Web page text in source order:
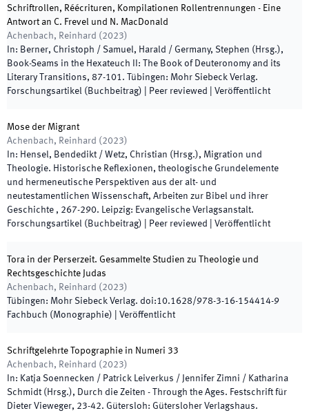
Schriftrollen, Réécrituren, Kompilationen Rollentrennungen - Eine
Antwort an C. Frevel und N. MacDonald
Achenbach, Reinhard ( 2023)
In: Berner, Christoph / Samuel, Harald / Germany, Stephen ( Hrsg.),
Book-Seams in the Hexateuch II: The Book of Deuteronomy and its
Literary Transitions, 87-101. Tübingen: Mohr Siebeck Verlag.
Forschungsartikel (Buchbeitrag) | Peer reviewed Veröffentlicht
Mose der Migrant
Achenbach, Reinhard ( 2023)
In: Hensel, Bendedikt / Wetz, Christian ( Hrsg.), Migration und
Theologie. Historische Reflexionen, theologische Grundelemente
und hermeneutische Perspektiven aus der alt- und
neutestamentlichen Wissenschaft, Arbeiten zur Bibel und ihrer
Geschichte , 267-290. Leipzig: Evangelische Verlagsanstalt.
Forschungsartikel (Buchbeitrag) | Peer reviewed Veröffentlicht
Tora in der Perserzeit. Gesammelte Studien zu Theologie und
Rechtsgeschichte Judas
Achenbach, Reinhard ( 2023)
Tübingen: Mohr Siebeck Verlag. doi:10.1628/978-3-16-154414-9
Fachbuch (Monographie)
Veröffentlicht
Schriftgelehrte Topographie in Numeri 33
Achenbach, Reinhard ( 2023)
In: Katja Soennecken / Patrick Leiverkus / Jennifer Zimni / Katharina
Schmidt ( Hrsg.), Durch die Zeiten - Through the Ages. Festschrift für
Dieter Vieweger, 23-42. Gütersloh: Gütersloher Verlagshaus.